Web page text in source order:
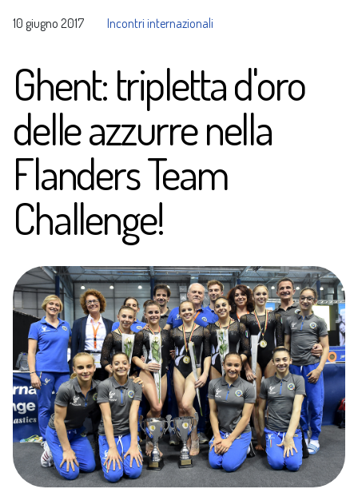
10 giugno 2017
Incontri internazionali
Ghent: tripletta d'oro
delle azzurre nella
Flanders Team
Challenge!